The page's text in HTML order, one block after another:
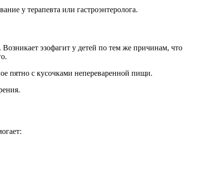
у терапевта или гастроэнтеролога.
эзофагит у детей по тем же причинам, что
пятно с кусочками непереваренной пищи.